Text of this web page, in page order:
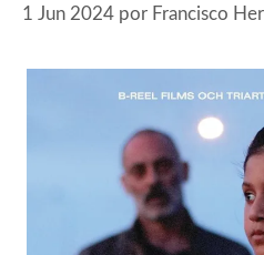
1 Jun 2024 por Francisco